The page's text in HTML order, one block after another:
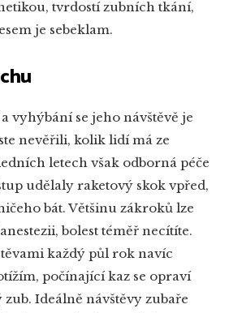
tvrdostí zubních tkání,
je sebeklam.
vyhýbání se jeho návštěvě je
nevěřili, kolik lidí má ze
letech však odborná péče
udělaly raketový skok vpřed,
bát. Většinu zákroků lze
bolest téměř necítíte.
každý půl rok navíc
počínající kaz se opraví
Ideálně návštěvy zubaře